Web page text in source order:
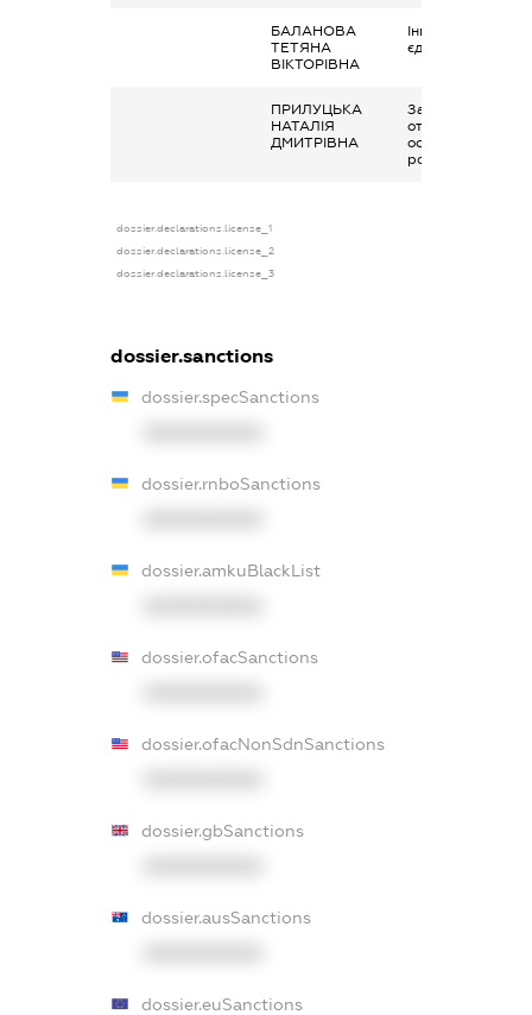
БАЛАНОВА
ТЕТЯНА
ВІКТОРІВНА
Інше, Сума
єдиного внеску
ПРИЛУЦЬКА
НАТАЛІЯ
ДМИТРІВНА
Заробітна плата
отримана за
основним місцем
роботи
dossier.declarations.license_1
dossier.declarations.license_2
dossier.declarations.license_3
dossier.sanctions
dossier.specSanctions
dossier.rnboSanctions
dossier.amkuBlackList
dossier.ofacSanctions
dossier.ofacNonSdnSanctions
dossier.gbSanctions
dossier.ausSanctions
dossier.euSanctions